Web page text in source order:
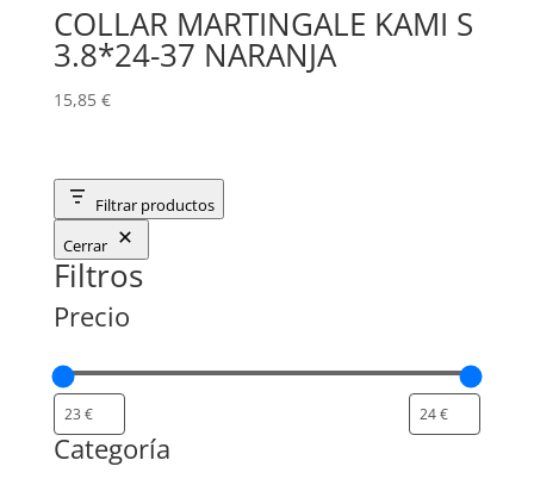
COLLAR MARTINGALE KAMI S
3.8*24-37 NARANJA
15,85 €
Filtrar productos
Cerrar
Filtros
Precio
Categoría